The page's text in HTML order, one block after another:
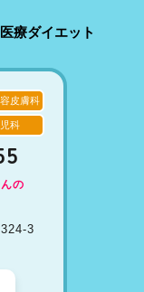
医療ダイエット
皮膚科
科
の
3